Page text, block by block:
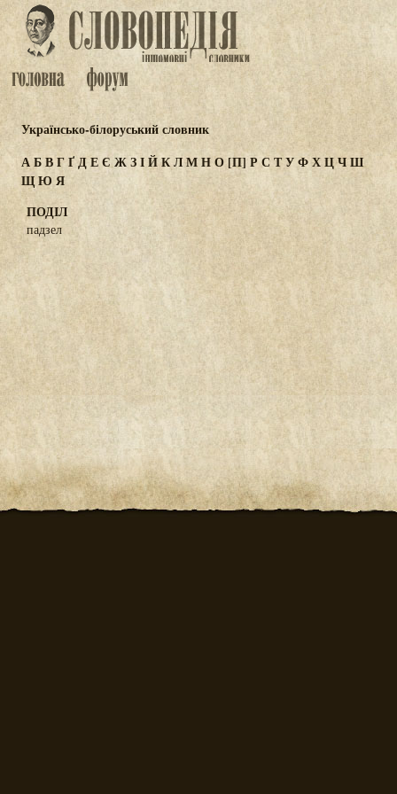
Українсько-білоруський словник
АБВГҐДЕЄ ЖЗІЙКЛМНО[П] Р С ТУФХЦЧШ
ЩЮ Я
ПОДІЛ
падзел